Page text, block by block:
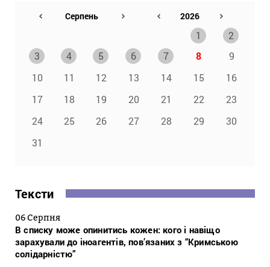
1
2
3
4 5 6 7 8
9
10
11 12 13 14 15
16
17
18 19 20 21 22
23
24
25 26 27 28 29
30
31
Тексти
06 Серпня
В списку може опинитись кожен: кого і навіщо
зарахували до іноагентів, пов’язаних з “Кримською
солідарністю”